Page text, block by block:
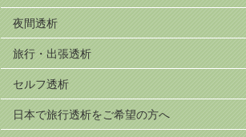
夜間透析
旅行・出張透析
セルフ透析
日本で旅行透析をご希望の方へ